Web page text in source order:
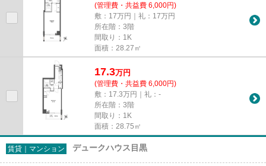
(管理費・共益費 6,000円)
敷：17万円｜礼：17万円
所在階：3階
間取り：1K
面積：28.27㎡
17.3万円
(管理費・共益費 6,000円)
敷：17.3万円｜礼：-
所在階：3階
間取り：1K
面積：28.75㎡
賃貸｜マンション デュークハウス目黒